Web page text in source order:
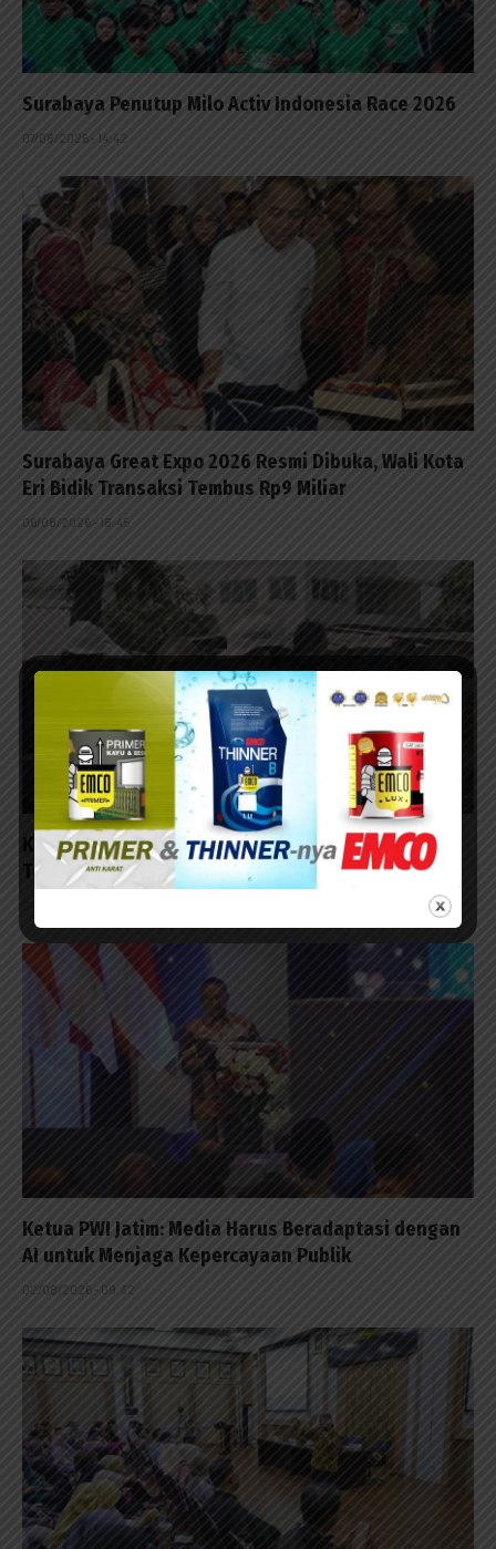
Surabaya Penutup Milo Activ Indonesia Race 2026
07/08/2026 - 14:42
Surabaya Great Expo 2026 Resmi Dibuka, Wali Kota
Eri Bidik Transaksi Tembus Rp9 Miliar
06/08/2026 - 18:45
Kontraktor Diminta Tanggung Biayai Warga
Terpleset
Ketua PWI Jatim: Media Harus Beradaptasi dengan
AI untuk Menjaga Kepercayaan Publik
02/08/2026 - 09:32